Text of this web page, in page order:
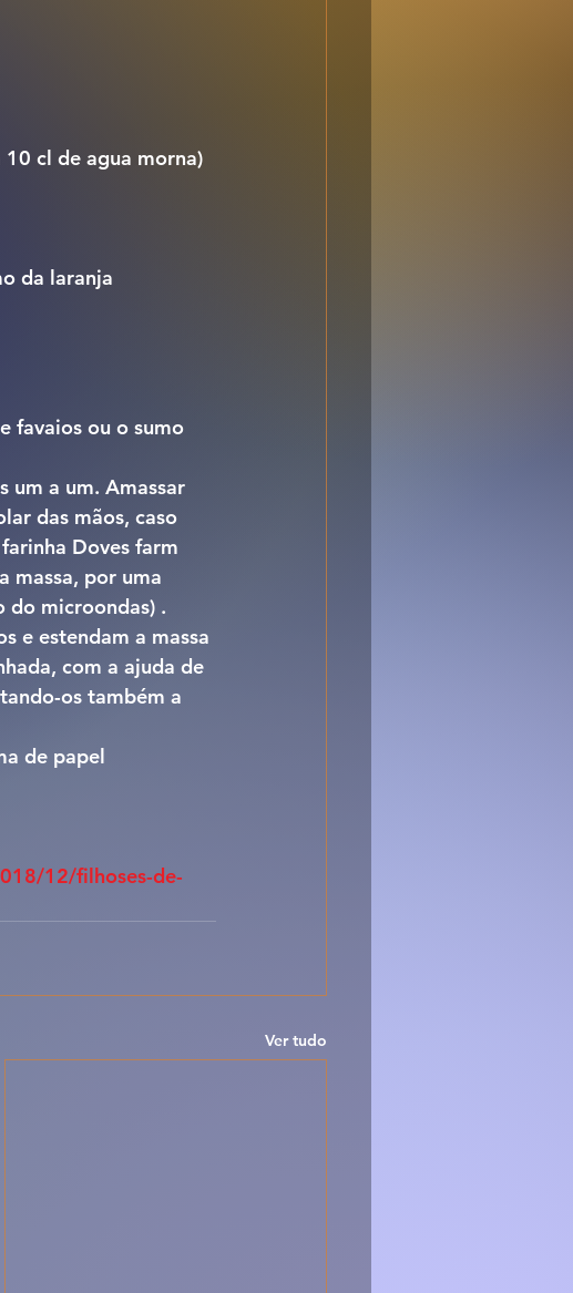
cl de agua morna)
da laranja
favaios ou o sumo
um a um. Amassar
das mãos, caso
Doves farm
massa, por uma
do microondas) .
e estendam a massa
com a ajuda de
os também a
de papel
12/filhoses-de-
Ver tudo